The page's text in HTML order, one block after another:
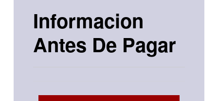
Informacion
Antes De Pagar